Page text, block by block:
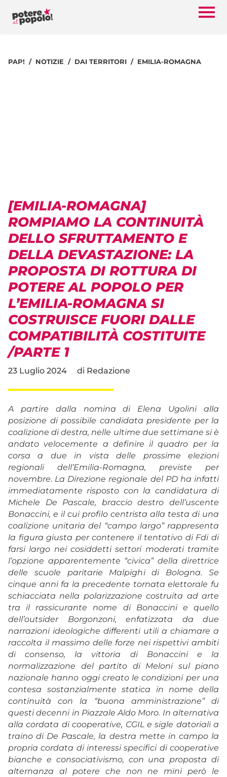
PAP! NOTIZIE DAI TERRITORI EMILIA-ROMAGNA
[EMILIA-ROMAGNA]
ROMPIAMO LA CONTINUITÀ
DELLO SFRUTTAMENTO E
DELLA DEVASTAZIONE: LA
PROPOSTA DI ROTTURA DI
POTERE AL POPOLO PER
L’EMILIA-ROMAGNA SI
COSTRUISCE FUORI DALLE
COMPATIBILITÀ COSTITUITE
/PARTE 1
23 Luglio 2024 di Redazione
A partire dalla nomina di Elena Ugolini alla
posizione di possibile candidata presidente per la
coalizione di destra, nelle ultime due settimane si è
andato velocemente a definire il quadro per la
corsa a due in vista delle prossime elezioni
regionali dell’Emilia-Romagna, previste per
novembre. La Direzione regionale del PD ha infatti
immediatamente risposto con la candidatura di
Michele De Pascale, braccio destro dell’uscente
Bonaccini, e il cui profilo centrista alla testa di una
coalizione unitaria del “campo largo” rappresenta
la figura giusta per contenere il tentativo di Fdi di
farsi largo nei cosiddetti settori moderati tramite
l’opzione apparentemente “civica” della direttrice
delle scuole paritarie Malpighi di Bologna. Se
cinque anni fa la precedente tornata elettorale fu
schiacciata nella polarizzazione costruita ad arte
tra il rassicurante nome di Bonaccini e quello
dell’outsider Borgonzoni, enfatizzata da due
narrazioni ideologiche differenti utili a chiamare a
raccolta il massimo delle forze nei rispettivi ambiti
di consenso, la vittoria di Bonaccini e la
normalizzazione del partito di Meloni sul piano
nazionale hanno oggi creato le condizioni per una
contesa sostanzialmente statica in nome della
continuità con la “buona amministrazione” di
questi decenni in Piazzale Aldo Moro. In alternativa
alla cordata di cooperative, CGIL e sigle datoriali a
traino di De Pascale, la destra mette in campo la
propria cordata di interessi specifici di cooperative
bianche e consociativismo, con una proposta di
alternanza al potere che non ne mini però le